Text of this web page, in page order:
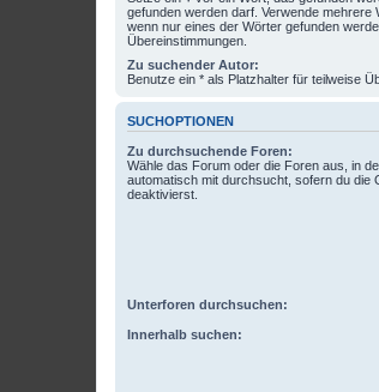
gefunden werden darf. Verwende mehrere
wenn nur eines der Wörter gefunden
Übereinstimmungen.
Zu suchender Autor:
Benutze ein * als Platzhalter für teilweise
SUCHOPTIONEN
Zu durchsuchende Foren:
Wähle das Forum oder die Foren aus, in
automatisch mit durchsucht, sofern du die
deaktivierst.
Unterforen durchsuchen:
Innerhalb suchen: